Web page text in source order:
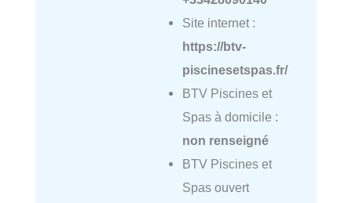
Site internet :
https://btv-
piscinesetspas.fr/
BTV Piscines et
Spas à domicile :
non renseigné
BTV Piscines et
Spas ouvert